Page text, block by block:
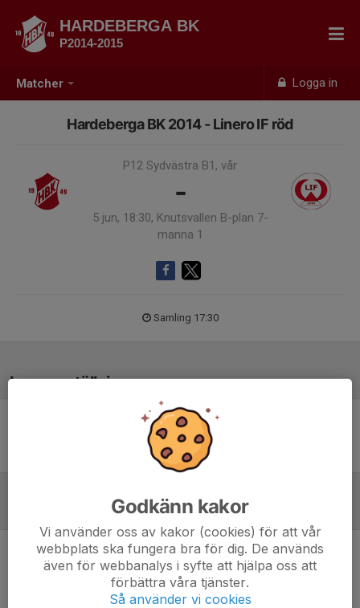
Matcher Logga in
HARDEBERGA BK
P2014-2015
Hardeberga BK 2014 - Linero IF röd
P12 Sydvästra B1, vår
-
5 jun, 18:30, Knutsvallen B-plan 7-
manna 1
Samling 17:30
Laguppställning
Ingen uppställning ifylld
Inget referat skrivet
Godkänn kakor
Vi använder oss av kakor (cookies) för att vår
webbplats ska fungera bra för dig. De används
även för webbanalys i syfte att hjälpa oss att
förbättra våra tjänster.
Så använder vi cookies